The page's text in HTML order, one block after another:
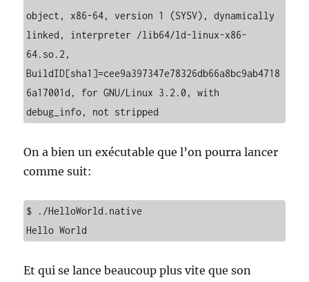
object, x86-64, version 1 (SYSV), dynamically
linked, interpreter /lib64/ld-linux-x86-
64.so.2,
BuildID[sha1]=cee9a397347e78326db66a8bc9ab4718
6a17001d, for GNU/Linux 3.2.0, with
debug_info, not stripped
On a bien un exécutable que l’on pourra lancer
comme suit:
$ ./HelloWorld.native
Hello World
Et qui se lance beaucoup plus vite que son